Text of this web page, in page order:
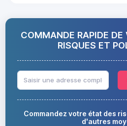
COMMANDE RAPIDE DE
RISQUES ET
Commandez votre état des
d'autres